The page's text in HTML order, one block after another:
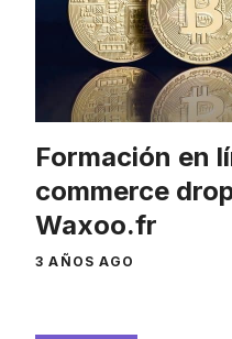
Formación en
commerce
Waxoo.fr
3 AÑOS AGO